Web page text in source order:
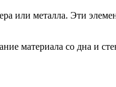
или металла. Эти
материала со дна и